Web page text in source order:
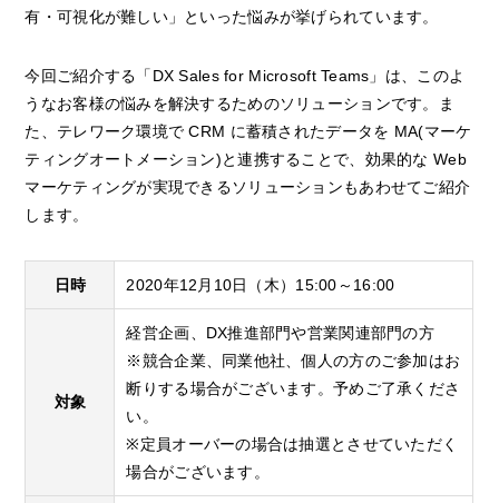
有・可視化が難しい」といった悩みが挙げられています。
今回ご紹介する「DX Sales for Microsoft Teams」は、このよ
うなお客様の悩みを解決するためのソリューションです。ま
た、テレワーク環境で CRM に蓄積されたデータを MA(マーケ
ティングオートメーション)と連携することで、効果的な Web
マーケティングが実現できるソリューションもあわせてご紹介
します。
日時 2020年12月10日（木）15:00～16:00
対象
経営企画、DX推進部門や営業関連部門の方
※競合企業、同業他社、個人の方のご参加はお
断りする場合がございます。予めご了承くださ
い。
※定員オーバーの場合は抽選とさせていただく
場合がございます。